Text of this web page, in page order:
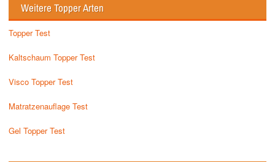
Weitere Topper Arten
Topper Test
Kaltschaum Topper Test
Visco Topper Test
Matratzenauflage Test
Gel Topper Test